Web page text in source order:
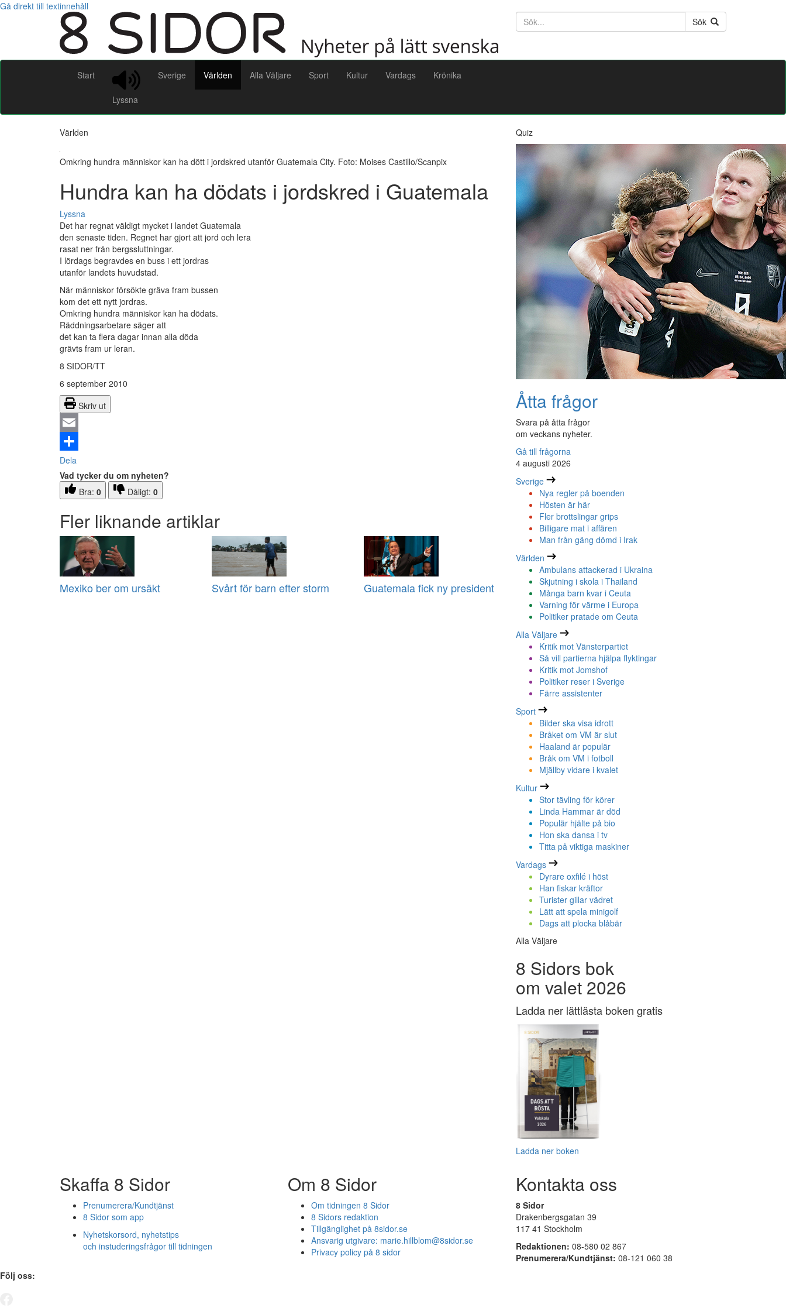
Gå direkt till textinnehåll
Söktext
Sök
Start
Lyssna
Sverige Världen Alla Väljare Sport Kultur Vardags Krönika
Världen
Omkring hundra människor kan ha dött i jordskred utanför Guatemala City. Foto: Moises Castillo/Scanpix
Hundra kan ha dödats i jordskred i Guatemala
Lyssna
Det har regnat väldigt mycket i landet Guatemala
den senaste tiden. Regnet har gjort att jord och lera
rasat ner från bergssluttningar.
I lördags begravdes en buss i ett jordras
utanför landets huvudstad.
När människor försökte gräva fram bussen
kom det ett nytt jordras.
Omkring hundra människor kan ha dödats.
Räddningsarbetare säger att
det kan ta flera dagar innan alla döda
grävts fram ur leran.
8 SIDOR/TT
6 september 2010
Skriv ut
Email
Dela
Vad tycker du om nyheten?
Bra: 0 Dåligt: 0
Fler liknande artiklar
Mexiko ber om ursäkt Svårt för barn efter storm Guatemala fick ny president
Quiz
Åtta frågor
Svara på åtta frågor
om veckans nyheter.
Gå till frågorna
4 augusti 2026
Sverige
Nya regler på boenden
Hösten är här
Fler brottslingar grips
Billigare mat i affären
Man från gäng dömd i Irak
Världen
Ambulans attackerad i Ukraina
Skjutning i skola i Thailand
Många barn kvar i Ceuta
Varning för värme i Europa
Politiker pratade om Ceuta
Alla Väljare
Kritik mot Vänsterpartiet
Så vill partierna hjälpa flyktingar
Kritik mot Jomshof
Politiker reser i Sverige
Färre assistenter
Sport
Bilder ska visa idrott
Bråket om VM är slut
Haaland är populär
Bråk om VM i fotboll
Mjällby vidare i kvalet
Kultur
Stor tävling för körer
Linda Hammar är död
Populär hjälte på bio
Hon ska dansa i tv
Titta på viktiga maskiner
Vardags
Dyrare oxfilé i höst
Han fiskar kräftor
Turister gillar vädret
Lätt att spela minigolf
Dags att plocka blåbär
Alla Väljare
8 Sidors bok
om valet 2026
Ladda ner lättlästa boken gratis
Ladda ner boken
Skaffa 8 Sidor
Prenumerera/Kundtjänst
8 Sidor som app
Nyhetskorsord, nyhetstips
och instuderingsfrågor till tidningen
Om 8 Sidor
Om tidningen 8 Sidor
8 Sidors redaktion
Tillgänglighet på 8sidor.se
Ansvarig utgivare: marie.hillblom@8sidor.se
Privacy policy på 8 sidor
Kontakta oss
8 Sidor
Drakenbergsgatan 39
117 41 Stockholm
Redaktionen: 08-580 02 867
Prenumerera/Kundtjänst: 08-121 060 38
Följ oss: